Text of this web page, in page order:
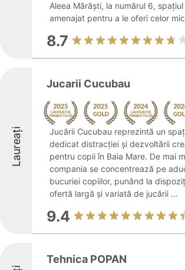
Aleea Mărăști, la numărul 6,
amenajat pentru a le oferi celor
8.7
Laureați
Jucarii Cucubau
Jucării Cucubau reprezintă un
dedicat distracției și dezvoltării
pentru copii în Baia Mare. De mai
compania se concentrează pe
bucuriei copiilor, punând la
ofertă largă și variată de jucării ...
9.4
Tehnica POPAN